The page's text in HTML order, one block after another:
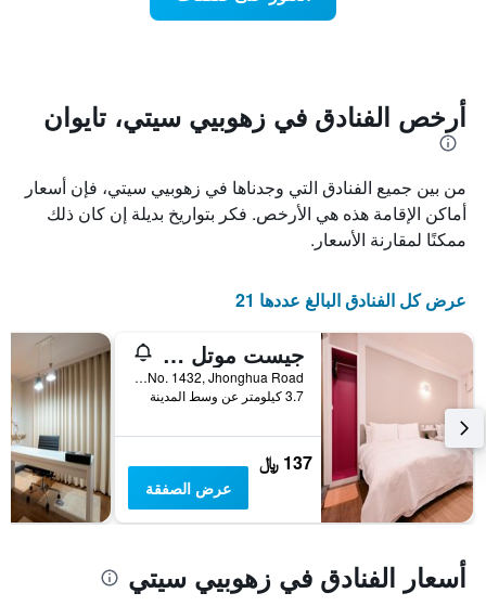
المخطط
1
محور
الذي
يعرض
متوسط
سعر
عطلة
نهاية
الأسبوع
خلال
آخر
3
أيام
محور
X
يعرض
عدد
الأيام
قبل
يتضمن
المخطط
التالي
محور
الذي
يعرض
متوسط
غرفة
أرخص الفنادق في زهوبيي سيتي، تايوان
من بين جميع الفنادق التي وجدناها في زهوبيي سيتي، فإن أسعار
أماكن الإقامة هذه هي الأرخص. فكر بتواريخ بديلة إن كان ذلك
ممكنًا لمقارنة الأسعار.
عرض كل الفنادق البالغ عددها 21
جيست موتل - زوبي برانش
No. 1432, Jhonghua Road, زهوبيي سيتي, تايوان
3.7 كيلومتر عن وسط المدينة
137 ﷼
عرض الصفقة
أسعار الفنادق في زهوبيي سيتي